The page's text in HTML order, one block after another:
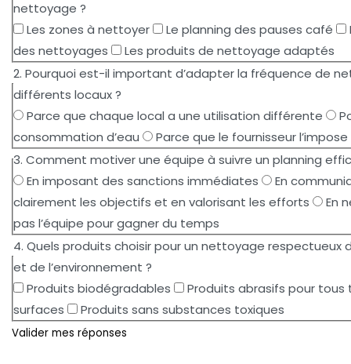
nettoyage ?
Les zones à nettoyer
Le planning des pauses café
des nettoyages
Les produits de nettoyage adaptés
2. Pourquoi est-il important d’adapter la fréquence de
différents locaux ?
Parce que chaque local a une utilisation différente
consommation d’eau
Parce que le fournisseur l’impose
3. Comment motiver une équipe à suivre un planning
En imposant des sanctions immédiates
En
clairement les objectifs et en valorisant les efforts
En
pas l’équipe pour gagner du temps
4. Quels produits choisir pour un nettoyage respectueux
et de l’environnement ?
Produits biodégradables
Produits abrasifs pour tous
surfaces
Produits sans substances toxiques
Valider mes réponses